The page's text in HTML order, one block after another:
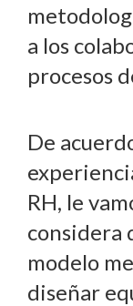
a los
procesos
De
RH, le
considera
modelo
diseñar